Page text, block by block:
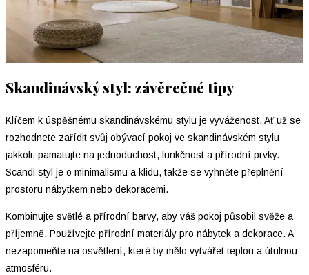
Skandinávský styl: závěrečné tipy
Klíčem k úspěšnému skandinávskému stylu je vyváženost. Ať už se
rozhodnete zařídit svůj obývací pokoj ve skandinávském stylu
jakkoli, pamatujte na jednoduchost, funkčnost a přírodní prvky.
Scandi styl je o minimalismu a klidu, takže se vyhněte přeplnění
prostoru nábytkem nebo dekoracemi.
Kombinujte světlé a přírodní barvy, aby váš pokoj působil svěže a
příjemně. Používejte přírodní materiály pro nábytek a dekorace. A
nezapomeňte na osvětlení, které by mělo vytvářet teplou a útulnou
atmosféru.